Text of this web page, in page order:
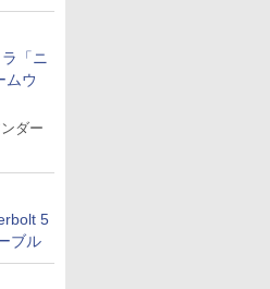
「ニ
ムウ
ダー
5
ブル